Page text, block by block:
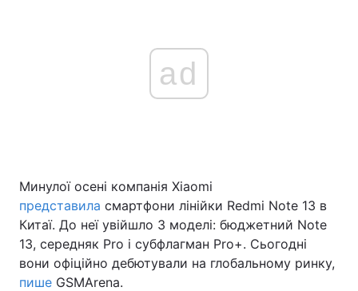
ad
Минулої осені компанія Xiaomi
представила смартфони лінійки Redmi Note 13 в
Китаї. До неї увійшло 3 моделі: бюджетний Note
13, середняк Pro і субфлагман Pro+. Сьогодні
вони офіційно дебютували на глобальному ринку,
пише GSMArena.